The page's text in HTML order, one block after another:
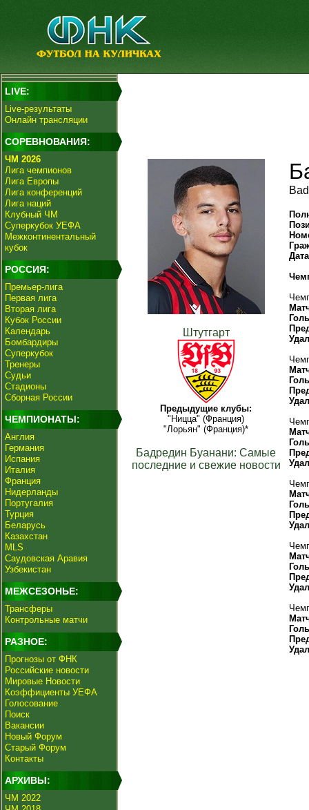
LIVE:
Live-результаты
Онлайн трансляции
СОРЕВНОВАНИЯ:
ЧМ 2026
Лига чемпионов
Лига Европы
Лига конференций
Лига наций
Клубный ЧМ
Суперкубок УЕФА
Межконтинентальный
кубок
РОССИЯ:
Премьер-лига
Первая лига
Вторая лига
Кубок России
Календарь
Бомбардиры
Суперкубок
Тренеры
Судьи
Стадионы
Сборная России
ЧЕМПИОНАТЫ:
Англия
Германия
Испания
Италия
Франция
Нидерланды
Португалия
Турция
Беларусь
Казахстан
MLS
Саудовская Аравия
Узбекистан
МЕЖСЕЗОНЬЕ:
Трансферы
Контрольные матчи
РАЗНОЕ:
Прогнозы от ФНК
Российские новости
Мировые Новости
Коэффициенты УЕФА
Голосование
Поиск
Вакансии
Новый Форум
Старый Форум
Контакты
АРХИВЫ:
ЧМ 2022
Штутгарт
Предыдущие клубы:
"Ницца" (Франция)
"Лорьян" (Франция)*
Бадредин Буанани: Самые
последние и свежие новости